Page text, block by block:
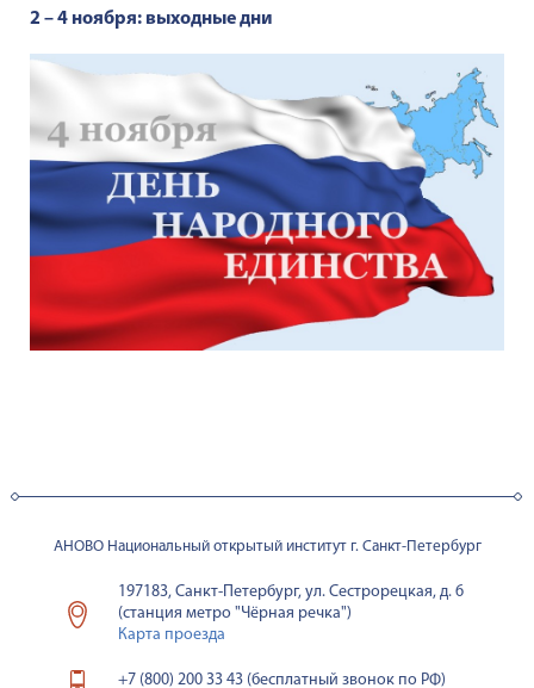
2 – 4 ноября: выходные дни
АНОВО Национальный открытый институт г. Санкт-Петербург
197183, Санкт-Петербург, ул. Сестрорецкая, д. 6
(станция метро "Чёрная речка")
Карта проезда
+7 (800) 200 33 43 (бесплатный звонок по РФ)